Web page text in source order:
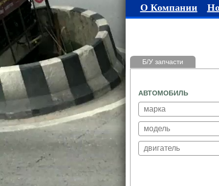
О Компании
Б/У запчасти
АВТОМОБИЛЬ